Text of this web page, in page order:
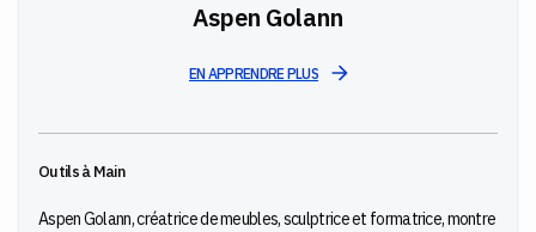
Aspen Golann
EN APPRENDRE PLUS
Outils à Main
Aspen Golann, créatrice de meubles, sculptrice et formatrice, montre